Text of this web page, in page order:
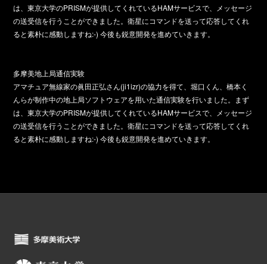
は、東京大学のPRISMが提供してくれているHAMサービスで、メッセージ
の送受信を行うことができました。衛星にコマンドを送って応答してくれ
ると素朴に感動しますね:-) 今後も鋭意開発を進めていきます。
多摩美地上局通信実験
アマチュア無線家の眞田正弘さん(ji1izr)の協力を得て、堀口くん、橋本く
んらが制作中の地上局ソフトウェアを用いた通信実験を行いました。まず
は、東京大学のPRISMが提供してくれているHAMサービスで、メッセージ
の送受信を行うことができました。衛星にコマンドを送って応答してくれ
ると素朴に感動しますね:-) 今後も鋭意開発を進めていきます。